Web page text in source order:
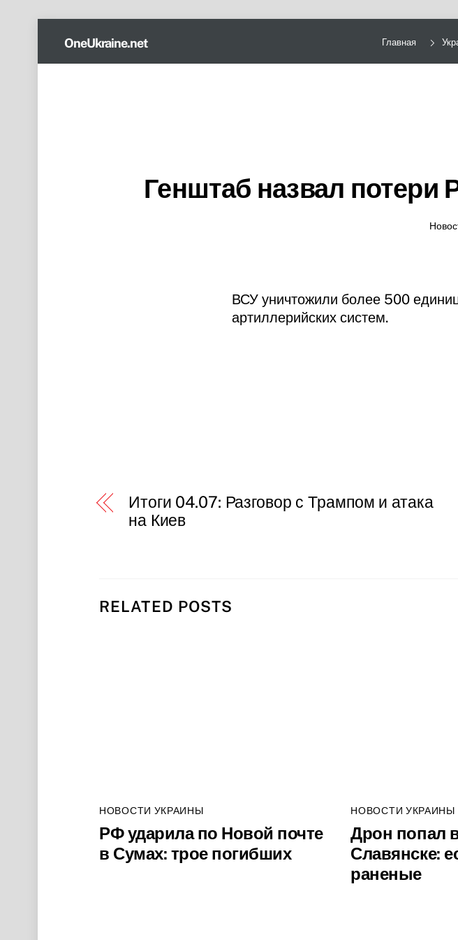
content
OneUkraine.net Главная
Генштаб назвал
ВСУ уничтожили более 500
артиллерийских систем.
Итоги 04.07: Разговор с Трампом и атака
на Киев
RELATED POSTS
НОВОСТИ УКРАИНЫ
РФ ударила по Новой почте
в Сумах: трое погибших
НОВОСТИ УКРАИНЫ
Дрон попал
Славянске:
раненые